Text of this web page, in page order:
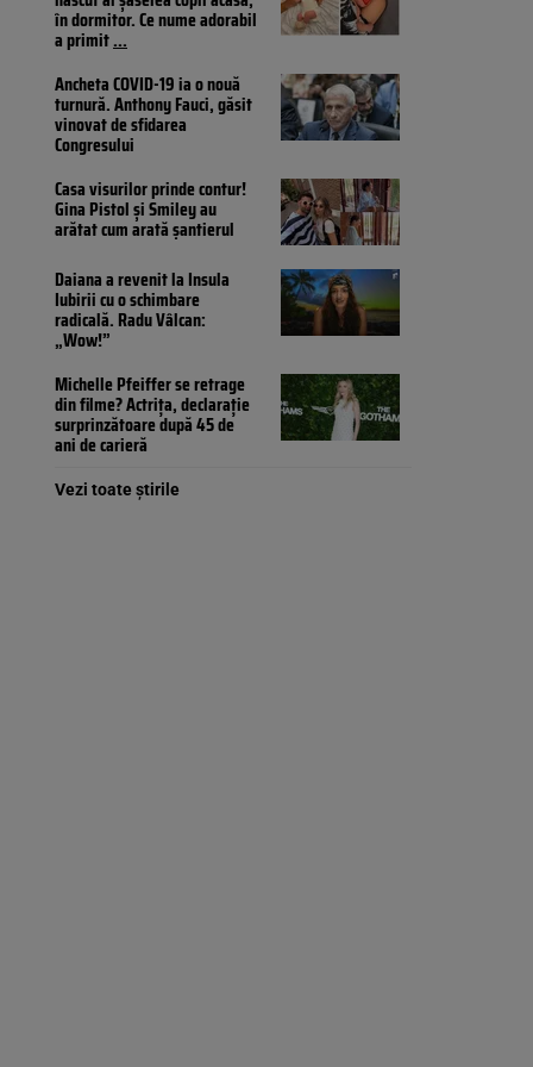
în dormitor. Ce nume adorabil
a primit...
Ancheta COVID-19 ia o nouă
turnură. Anthony Fauci, găsit
vinovat de sfidarea
Congresului
Casa visurilor prinde contur!
Gina Pistol și Smiley au
arătat cum arată șantierul
Daiana a revenit la Insula
Iubirii cu o schimbare
radicală. Radu Vâlcan:
„Wow!”
Michelle Pfeiffer se retrage
din filme? Actrița, declarație
surprinzătoare după 45 de
ani de carieră
Vezi toate știrile